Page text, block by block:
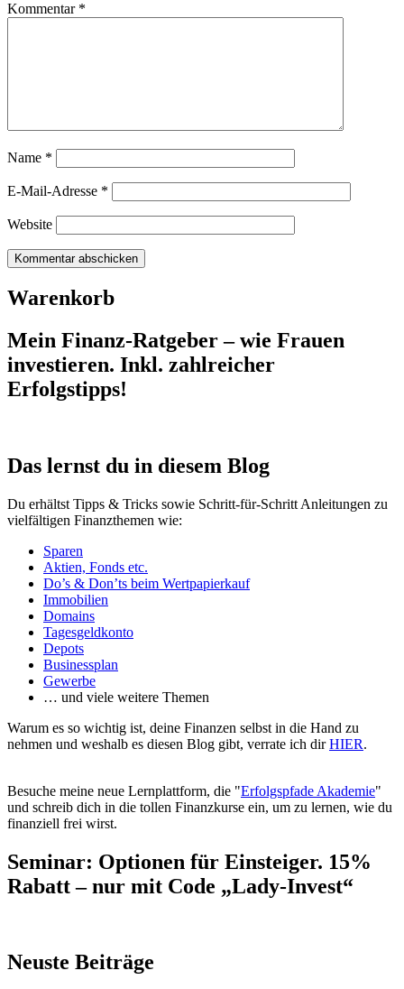
Kommentar *
Name *
E-Mail-Adresse *
Website
Warenkorb
Mein Finanz-Ratgeber – wie Frauen
investieren. Inkl. zahlreicher
Erfolgstipps!
Das lernst du in diesem Blog
Du erhältst Tipps & Tricks sowie Schritt-für-Schritt Anleitungen zu
vielfältigen Finanzthemen wie:
Sparen
Aktien, Fonds etc.
Do’s & Don’ts beim Wertpapierkauf
Immobilien
Domains
Tagesgeldkonto
Depots
Businessplan
Gewerbe
… und viele weitere Themen
Warum es so wichtig ist, deine Finanzen selbst in die Hand zu
nehmen und weshalb es diesen Blog gibt, verrate ich dirHIER.
Besuche meine neue Lernplattform, die "Erfolgspfade Akademie"
und schreib dich in die tollen Finanzkurse ein, um zu lernen, wie du
finanziell frei wirst.
Seminar: Optionen für Einsteiger. 15%
Rabatt – nur mit Code „Lady-Invest“
Neuste Beiträge